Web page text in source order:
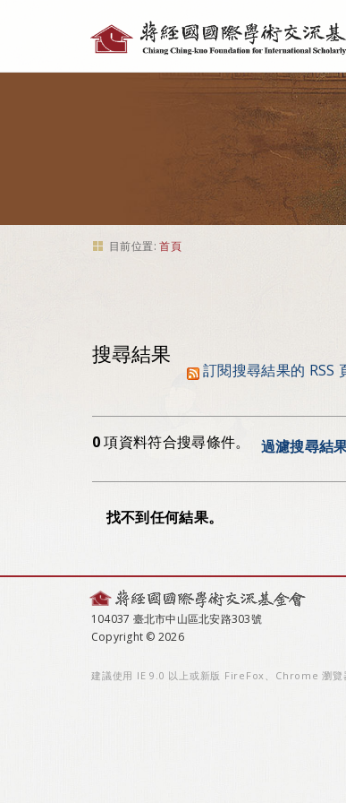
具
目前位置: 首頁
搜尋結果
訂閱搜尋結果的 RSS
0項資料符合搜尋條件。 過濾搜尋結
找不到任何結果。
104037 臺北市中山區北安路303號
Copyright © 2026
建議使用 IE 9.0 以上或新版 FireFox、Chrome 瀏覽